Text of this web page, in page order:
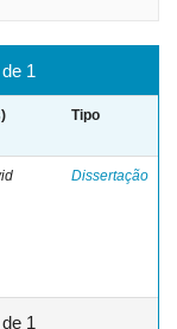
1
Tipo
Dissertação
1